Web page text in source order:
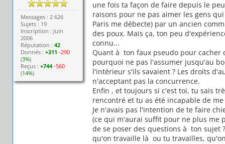
Messages : 2 626
Sujets : 19
Inscription : Juin
2006
Réputation :42
Donnés :+311 -290
(3%)
Reçus :+744 -560
(14%)
une fois ta façon de faire depuis le
raisons pour ne pas aimer les gens
Paris me débecte) par un ancien
des poux. Mais ça, ton peu
connu...
Quant à ton faux pseudo pour
pourquoi ne pas l'assumer jusqu'au
l'intérieur s'ils savaient ? Les droits
n'acceptant pas la concurrence.
Enfin , et toujours si c'est toi, tu sais
rencontré et tu as été incapable de
Je n'avais pas l'intention de te faire
(ce qui m'aurai suffit pour ne plus me
de se poser des questions à ton sujet
qu'on travaille là ou tu travailles,